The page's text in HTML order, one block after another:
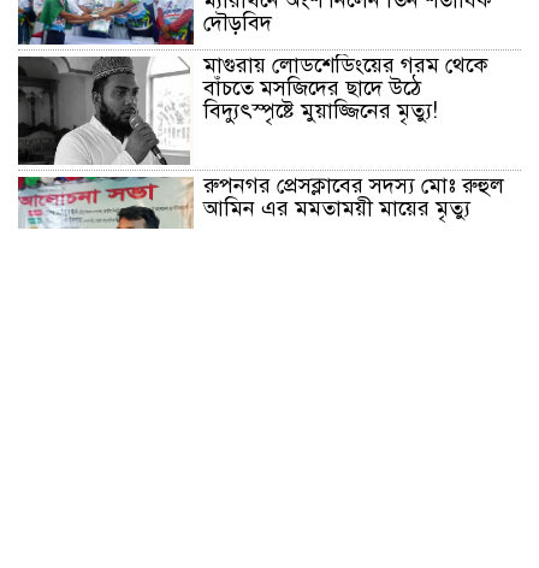
দৌড়বিদ
মাগুরায় লোডশেডিংয়ের গরম থেকে
বাঁচতে মসজিদের ছাদে উঠে
বিদ্যুৎস্পৃষ্টে মুয়াজ্জিনের মৃত্যু!
রুপনগর প্রেসক্লাবের সদস্য মোঃ রুহুল
আমিন এর মমতাময়ী মায়ের মৃত্যু